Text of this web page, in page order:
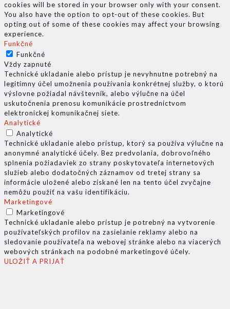
cookies will be stored in your browser only with your consent.
You also have the option to opt-out of these cookies. But
opting out of some of these cookies may affect your browsing
experience.
Funkčné
Funkčné
Vždy zapnuté
Technické ukladanie alebo prístup je nevyhnutne potrebný na
legitímny účel umožnenia používania konkrétnej služby, o ktorú
výslovne požiadal návštevník, alebo výlučne na účel
uskutočnenia prenosu komunikácie prostredníctvom
elektronickej komunikačnej siete.
Analytické
Analytické
Technické ukladanie alebo prístup, ktorý sa používa výlučne na
anonymné analytické účely. Bez predvolania, dobrovoľného
splnenia požiadaviek zo strany poskytovateľa internetových
služieb alebo dodatočných záznamov od tretej strany sa
informácie uložené alebo získané len na tento účel zvyčajne
nemôžu použiť na vašu identifikáciu.
Marketingové
Marketingové
Technické ukladanie alebo prístup je potrebný na vytvorenie
používateľských profilov na zasielanie reklamy alebo na
sledovanie používateľa na webovej stránke alebo na viacerých
webových stránkach na podobné marketingové účely.
ULOŽIŤ A PRIJAŤ